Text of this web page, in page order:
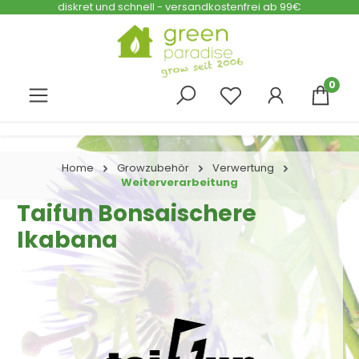
Zum Hauptinhalt springen
diskret und schnell - versandkostenfrei ab 99€
0
Home Growzubehör
Verwertung
Weiterverarbeitung
Taifun Bonsaischere
Ikabana